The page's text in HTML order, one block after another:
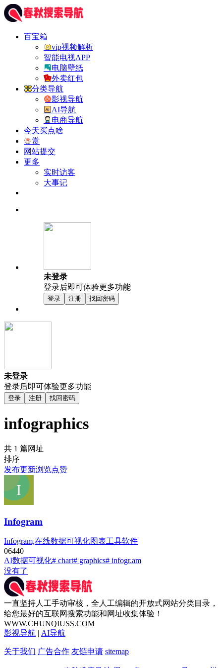
百宝箱
vip视频解析
智能电视APP
电脑壁纸
外卖红包
分类导航
影视导航
AI导航
电商导航
今天买点啥
赏
网站提交
更多
实时访客
大事记
未登录
登录后即可体验更多功能
登录 注册 找回密码
未登录
登录后即可体验更多功能
登录 注册 找回密码
infographics
共 1 篇网址
排序
发布更新浏览点赞
Infogram
Infogram,在线数据可视化图表工具软件
06440
AI数据可视化# chart# graphics# infogr.am
没有了
一直坚持人工手动审核，全人工编辑的开放式网站分类目录，
给您最好的互联网搜索功能和网址收集体验！
WWW.CHUNQIUSS.COM
影视导航 | AI导航
关于我们 广告合作 友链申请 sitemap